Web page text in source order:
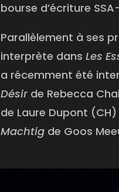
bourse d’écriture
Parallèlement à ses
interprète dansLes
a récemment été
Désir de Rebecca
de Laure Dupont
Machtig de Goos